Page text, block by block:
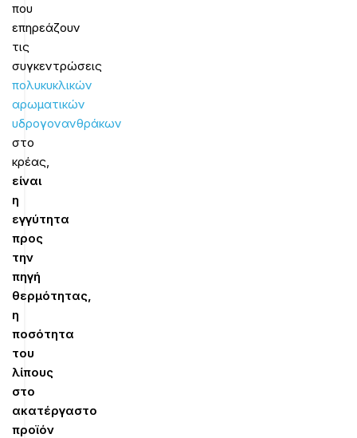
που
επηρεάζουν
τις
συγκεντρώσεις
πολυκυκλικών
αρωματικών
υδρογονανθράκων
στο
κρέας,
είναι
η
εγγύτητα
προς
την
πηγή
θερμότητας,
η
ποσότητα
του
λίπους
στο
ακατέργαστο
προϊόν